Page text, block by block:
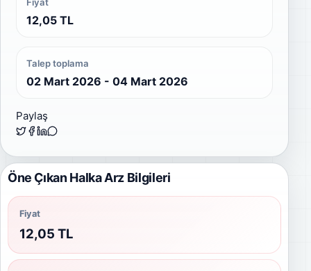
12,05 TL
Talep toplama
02 Mart 2026 - 04 Mart 2026
Paylaş
Öne Çıkan Halka Arz Bilgileri
Fiyat
12,05 TL